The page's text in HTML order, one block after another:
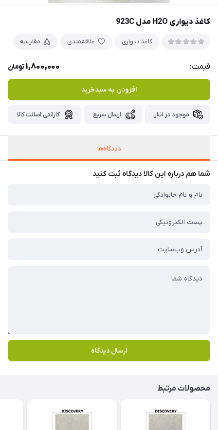
کاغذ دیواری H2O مدل 923C
کاغذ دیواری علاقه‌مندی مقایسه
قیمت: 1,800,000تومان
افزودن به سبدخرید
موجود در انبار ارسال سریع گارانتی اصالت کالا
دیدگاه‌ها
شما هم درباره این کالا دیدگاه ثبت کنید
ارسال دیدگاه
محصولات مرتبط